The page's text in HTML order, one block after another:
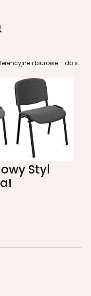
wyszukiwarkę
Krzesła konferencyjne i biurowe – do sal spotkań i szkoleń
Styl